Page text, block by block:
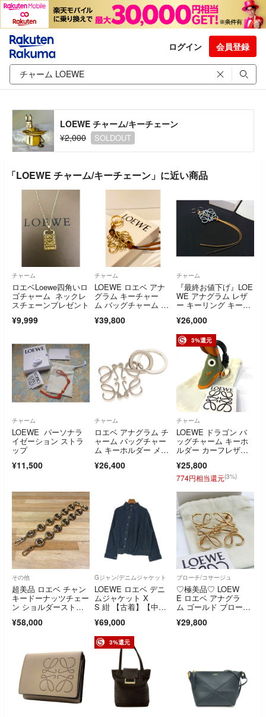
ログイン 会員登録
LOEWE チャーム/キーチェーン
¥2,000
SOLDOUT
「LOEWE チャーム/キーチェーン」に近い商品
チャーム
ロエベLoewe四角いロ
ゴチャーム ネックレ
スチェーンプレゼント
¥9,999
チャーム
LOEWE ロエベ アナ
グラム キーチャー
ム バッグチャーム ゴ
¥39,800
チャーム
『最終お値下げ』LOE
WE アナグラム レザ
ー キーリング キーホ
ム レディース マスタ
ード×ライトブルー系
¥26,000
チャーム
LOEWE パーソナラ
イゼーション ストラ
ップ
¥11,500
チャーム
ロエベ アナグラム チ
ャーム バッグチャー
ム キーホルダー メタ
E 【1-0277770】
¥26,400
3%還元
チャーム
LOEWE ドラゴン バ
ッグチャーム キーホ
ルダー カーフレザ
み 正規品 ロエベ
¥25,800
774円相当還元(3%)
その他
超美品 ロエベ チャン
キードーナッツチェー
ン ショルダーストラ
¥58,000
Gジャン/デニムジャケット
LOEWE ロエベ デニ
ムジャケット X
S 紺 【古着】【中
¥69,000
ブローチ/コサージュ
♡極美品♡ LOEW
E ロエベ アナグラ
ム ゴールド ブロー
書付き 箱付き レディ
¥29,800
3%還元